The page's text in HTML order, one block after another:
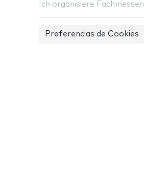
Ich organisiere Fachmessen
Preferencias de Cookies